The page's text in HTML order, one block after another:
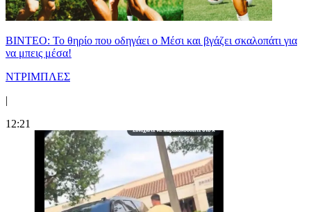
ΒΙΝΤΕΟ: Το θηρίο που οδηγάει ο Μέσι και βγάζει σκαλοπάτι για
να μπεις μέσα!
ΝΤΡΙΜΠΛΕΣ
|
12:21